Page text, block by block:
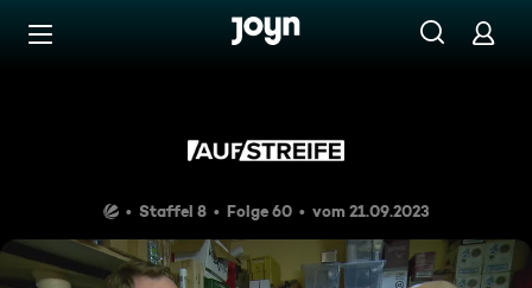
Zum Inhalt springen
Staffel 8 Folge 60 vom 21.09.2023